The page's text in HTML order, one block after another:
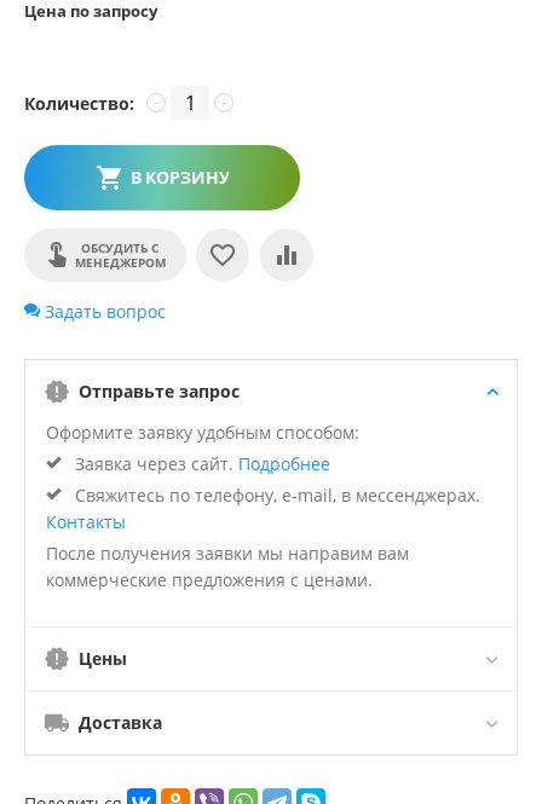
Цена по запросу
Количество: +
−
В КОРЗИНУ
ОБСУДИТЬ С
МЕНЕДЖЕРОМ
Задать вопрос
Отправьте запрос
Оформите заявку удобным способом:
Заявка через сайт. Подробнее
Свяжитесь по телефону, e-mail, в мессенджерах.
Контакты
После получения заявки мы направим вам
коммерческие предложения с ценами.
Цены
Доставка